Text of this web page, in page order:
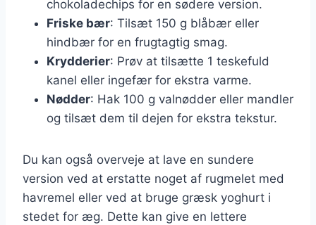
chokoladechips for en sødere version.
Friske bær: Tilsæt 150 g blåbær eller
hindbær for en frugtagtig smag.
Krydderier: Prøv at tilsætte 1 teskefuld
kanel eller ingefær for ekstra varme.
Nødder: Hak 100 g valnødder eller mandler
og tilsæt dem til dejen for ekstra tekstur.
Du kan også overveje at lave en sundere
version ved at erstatte noget af rugmelet med
havremel eller ved at bruge græsk yoghurt i
stedet for æg. Dette kan give en lettere